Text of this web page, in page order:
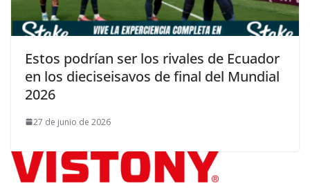
Estos podrían ser los rivales de Ecuador
en los dieciseisavos de final del Mundial
2026
27 de junio de 2026